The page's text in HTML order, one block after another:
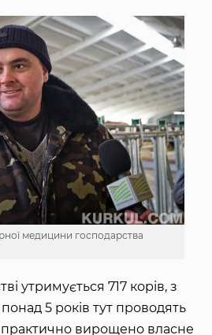
медицини господарства
утримується 717 корів, з
5 років тут проводять
практично вирощено власне